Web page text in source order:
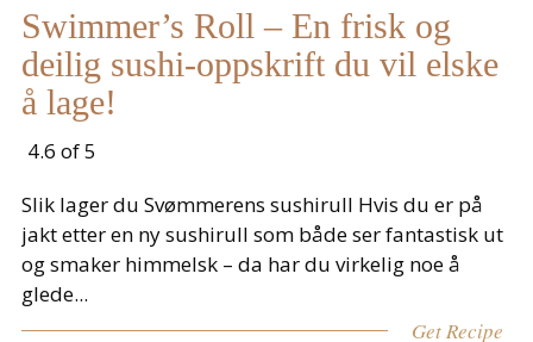
Swimmer’s Roll – En frisk og
deilig sushi-oppskrift du vil elske
å lage!
4.6 of 5
Slik lager du Svømmerens sushirull Hvis du er på
jakt etter en ny sushirull som både ser fantastisk ut
og smaker himmelsk – da har du virkelig noe å
glede...
Get Recipe